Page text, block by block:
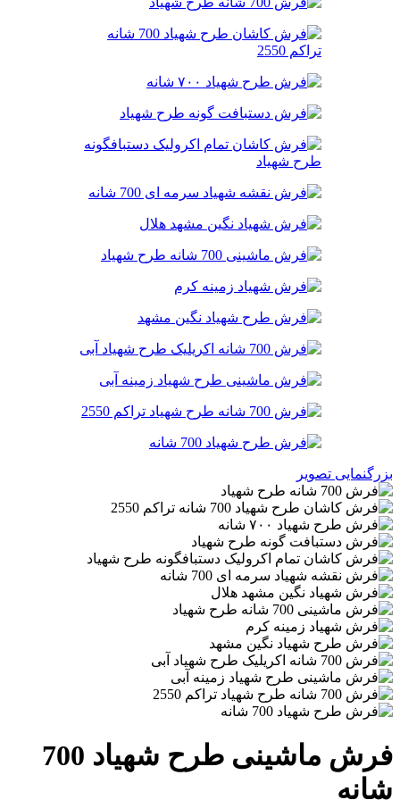
بزرگنمایی تصویر
فرش ماشینی طرح شهیاد 700
شانه